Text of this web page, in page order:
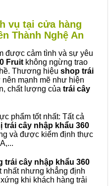
vụ tại cửa hàng
Thành Nghệ An
được cảm tình và sự yêu
Fruit không ngừng trao
Thương hiệu shop trái
nên mạnh mẽ như hiện
chất lượng của trái cây
phẩm tốt nhất: Tất cả
trái cây nhập khẩu 360
và được kiểm định thực
trái cây nhập khẩu 360
nhất nhưng khẳng định
khi khách hàng trải